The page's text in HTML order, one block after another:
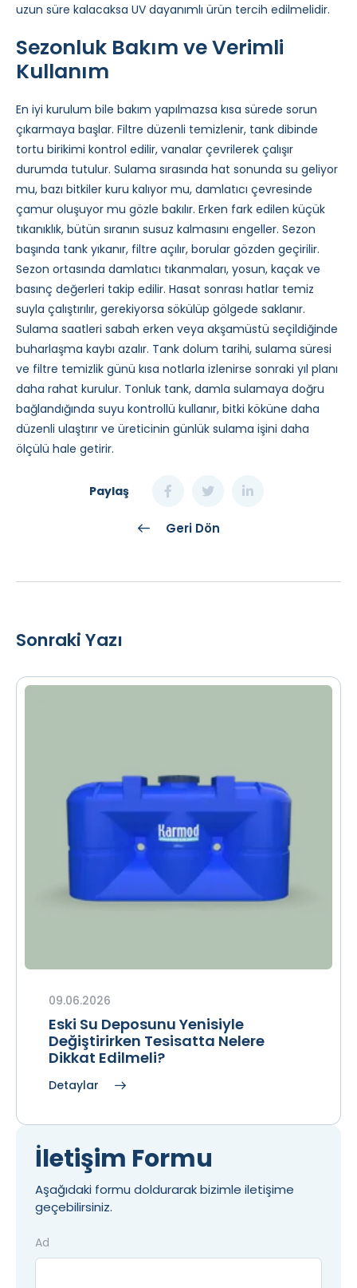
uzun süre kalacaksa UV dayanımlı ürün tercih edilmelidir.
Sezonluk Bakım ve Verimli
Kullanım
En iyi kurulum bile bakım yapılmazsa kısa sürede sorun
çıkarmaya başlar. Filtre düzenli temizlenir, tank dibinde
tortu birikimi kontrol edilir, vanalar çevrilerek çalışır
durumda tutulur. Sulama sırasında hat sonunda su geliyor
mu, bazı bitkiler kuru kalıyor mu, damlatıcı çevresinde
çamur oluşuyor mu gözle bakılır. Erken fark edilen küçük
tıkanıklık, bütün sıranın susuz kalmasını engeller. Sezon
başında tank yıkanır, filtre açılır, borular gözden geçirilir.
Sezon ortasında damlatıcı tıkanmaları, yosun, kaçak ve
basınç değerleri takip edilir. Hasat sonrası hatlar temiz
suyla çalıştırılır, gerekiyorsa sökülüp gölgede saklanır.
Sulama saatleri sabah erken veya akşamüstü seçildiğinde
buharlaşma kaybı azalır. Tank dolum tarihi, sulama süresi
ve filtre temizlik günü kısa notlarla izlenirse sonraki yıl planı
daha rahat kurulur. Tonluk tank, damla sulamaya doğru
bağlandığında suyu kontrollü kullanır, bitki köküne daha
düzenli ulaştırır ve üreticinin günlük sulama işini daha
ölçülü hale getirir.
Paylaş
Geri Dön
Sonraki Yazı
09.06.2026
Eski Su Deposunu Yenisiyle
Değiştirirken Tesisatta Nelere
Dikkat Edilmeli?
Detaylar
İletişim Formu
Aşağıdaki formu doldurarak bizimle iletişime
geçebilirsiniz.
Ad